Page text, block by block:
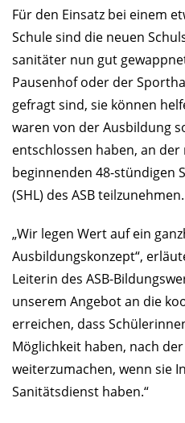
Für den Einsatz bei einem
Schule sind die neuen
sanitäter nun gut
Pausenhof oder der
gefragt sind, sie können
waren von der Ausbildung
entschlossen haben, an
beginnenden 48-stündigen
(SHL) des ASB teilzunehmen.
„Wir legen Wert auf ein
Ausbildungskonzept“,
Leiterin des ASB-
unserem Angebot an die
erreichen, dass
Möglichkeit haben, nach
weiterzumachen, wenn sie
Sanitätsdienst haben.“